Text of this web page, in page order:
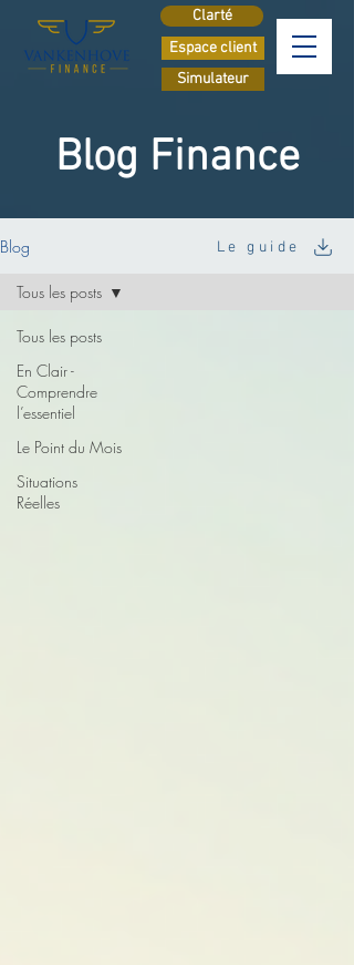
Espace client
Simulateur
Clarté
Blog Finance
Blog
Tous les posts
En Clair -
Comprendre
l’essentiel
Le Point du Mois
Situations
Réelles
Tous les posts
Le guide